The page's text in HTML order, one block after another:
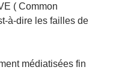
( Common
à-dire les failles de
médiatisées fin